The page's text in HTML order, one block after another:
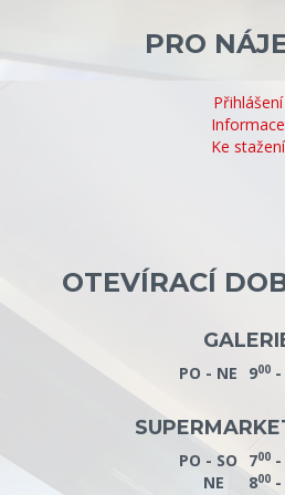
PRO
Přihlášení
Informace
Ke stažení
OTEVÍRACÍ
PO - NE 900-
PO - SO 700-
NE 800-